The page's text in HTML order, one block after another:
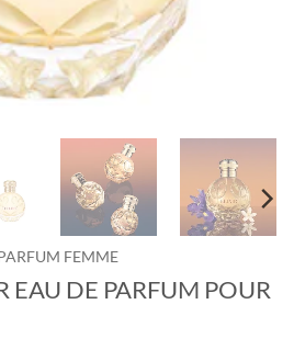
FEMME
EAU DE PARFUM POUR